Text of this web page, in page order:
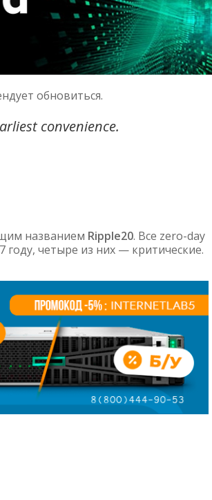
обновиться.
convenience.
названием Ripple20. Все zero-day
четыре из них — критические.